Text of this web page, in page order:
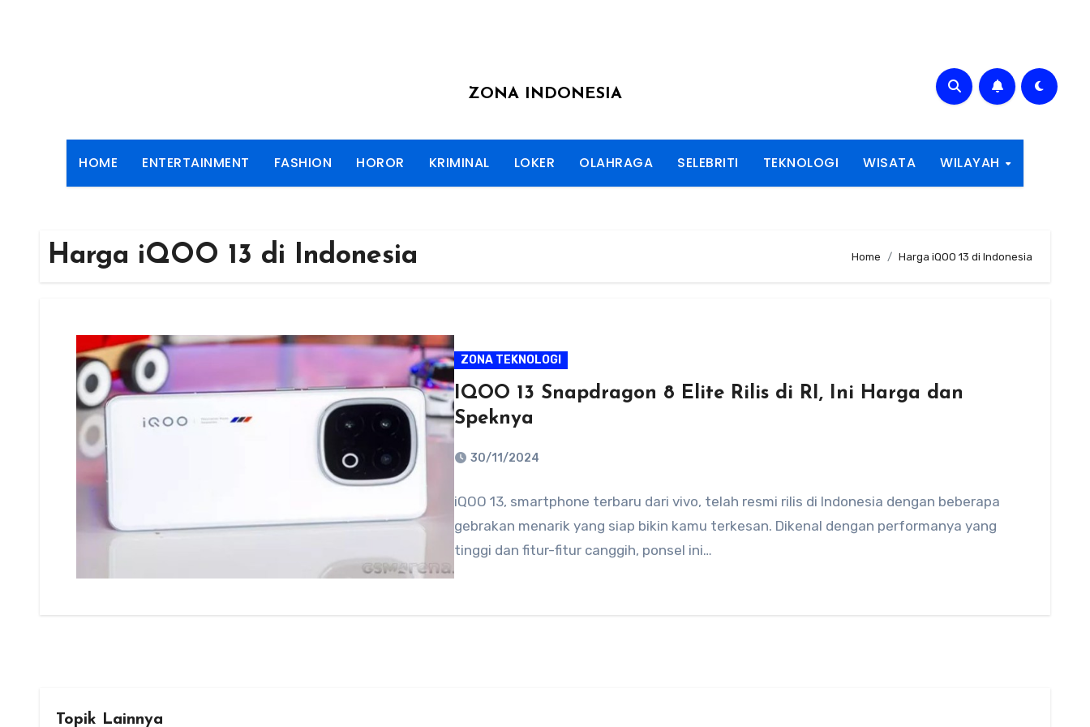
ZONA INDONESIA
HOME ENTERTAINMENT FASHION HOROR KRIMINAL LOKER OLAHRAGA SELEBRITI TEKNOLOGI WISATA WILAYAH
Harga iQOO 13 di Indonesia Home Harga iQOO 13 di Indonesia
ZONA TEKNOLOGI
IQOO 13 Snapdragon 8 Elite Rilis di RI, Ini Harga dan
Speknya
30/11/2024
Comments
iQOO 13, smartphone terbaru dari vivo, telah resmi rilis di Indonesia dengan beberapa
gebrakan menarik yang siap bikin kamu terkesan. Dikenal dengan performanya yang
tinggi dan fitur-fitur canggih, ponsel ini…
Topik Lainnya